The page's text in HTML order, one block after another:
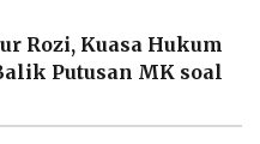
Rozi, Kuasa Hukum
Putusan MK soal